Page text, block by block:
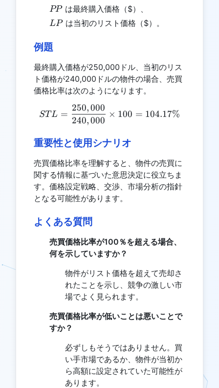
PP
PPは最終購入価格（$）、
LP
LPは当初のリスト価格（$）。
例題
最終購入価格が250,000ドル、当初のリス
ト価格が240,000ドルの物件の場合、売買
価格比率は次のようになります。
STL =
ST L =
240,000
250,000
× 100 = 104.17%
重要性と使用シナリオ
売買価格比率を理解すると、物件の売買に
関する情報に基づいた意思決定に役立ちま
す。価格設定戦略、交渉、市場分析の指針
となる可能性があります。
よくある質問
売買価格比率が100％を超える場合、
何を示していますか？
物件がリスト価格を超えて売却さ
れたことを示し、競争の激しい市
場でよく見られます。
売買価格比率が低いことは悪いことで
すか？
必ずしもそうではありません。買
い手市場であるか、物件が当初か
ら高額に設定されていた可能性が
あります。